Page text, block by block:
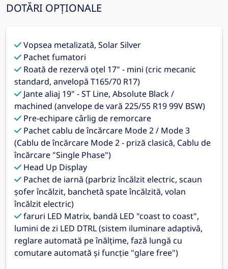
DOTĂRI OPȚIONALE
Vopsea metalizată, Solar Silver
Pachet fumatori
Roată de rezervă oțel 17" - mini (cric mecanic
standard, anvelopă T165/70 R17)
Jante aliaj 19" - ST Line, Absolute Black /
machined (anvelope de vară 225/55 R19 99V BSW)
Pre-echipare cârlig de remorcare
Pachet cablu de încărcare Mode 2 / Mode 3
(Cablu de încărcare Mode 2 - priză clasică, Cablu de
încărcare "Single Phase")
Head Up Display
Pachet de iarnă (parbriz încălzit electric, scaun
șofer încălzit, banchetă spate încălzită, volan
încălzit electric)
faruri LED Matrix, bandă LED "coast to coast",
lumini de zi LED DTRL (sistem iluminare adaptivă,
reglare automată pe înălțime, fază lungă cu
comutare automată și funcție "glare free")